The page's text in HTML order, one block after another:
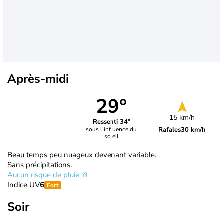
Après-midi
29°
Ressenti 34°
sous l’influence du
soleil
15 km/h
Rafales30 km/h
Beau temps peu nuageux devenant variable.
Sans précipitations.
Aucun risque de pluie
Indice UV6 Fort
Soir